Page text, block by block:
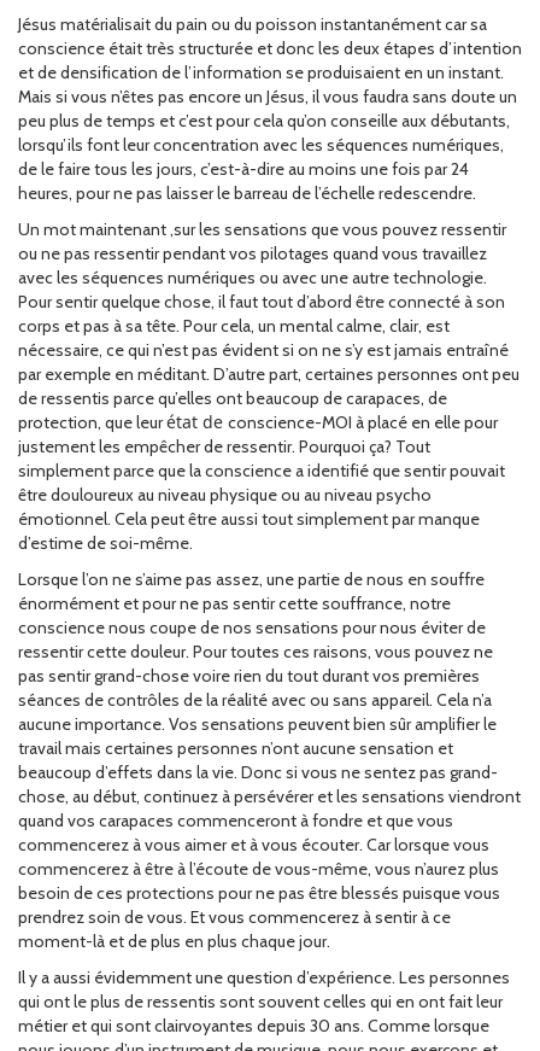
Jésus matérialisait du pain ou du poisson instantanément car sa
conscience était très structurée et donc les deux étapes d’intention
et de densification de l’information se produisaient en un instant.
Mais si vous n’êtes pas encore un Jésus, il vous faudra sans doute un
peu plus de temps et c’est pour cela qu’on conseille aux débutants,
lorsqu’ils font leur concentration avec les séquences numériques,
de le faire tous les jours, c’est-à-dire au moins une fois par 24
heures, pour ne pas laisser le barreau de l’échelle redescendre.
Un mot maintenant ,sur les sensations que vous pouvez ressentir
ou ne pas ressentir pendant vos pilotages quand vous travaillez
avec les séquences numériques ou avec une autre technologie.
Pour sentir quelque chose, il faut tout d’abord être connecté à son
corps et pas à sa tête. Pour cela, un mental calme, clair, est
nécessaire, ce qui n’est pas évident si on ne s’y est jamais entraîné
par exemple en méditant. D’autre part, certaines personnes ont peu
de ressentis parce qu’elles ont beaucoup de carapaces, de
protection, que leurétat de conscience-MOI à placé en elle pour
justement les empêcher de ressentir. Pourquoi ça? Tout
simplement parce que la conscience a identifié que sentir pouvait
être douloureux au niveau physique ou au niveau psycho
émotionnel. Cela peut être aussi tout simplement par manque
d’estime de soi-même.
Lorsque l’on ne s’aime pas assez, une partie de nous en souffre
énormément et pour ne pas sentir cette souffrance, notre
conscience nous coupe de nos sensations pour nous éviter de
ressentir cette douleur. Pour toutes ces raisons, vous pouvez ne
pas sentir grand-chose voire rien du tout durant vos premières
séances de contrôles de la réalité avec ou sans appareil. Cela n’a
aucune importance. Vos sensations peuvent bien sûr amplifier le
travail mais certaines personnes n’ont aucune sensation et
beaucoup d’effets dans la vie. Donc si vous ne sentez pas grand-
chose, au début, continuez à persévérer et les sensations viendront
quand vos carapaces commenceront à fondre et que vous
commencerez à vous aimer et à vous écouter. Car lorsque vous
commencerez à être à l’écoute de vous-même, vous n’aurez plus
besoin de ces protections pour ne pas être blessés puisque vous
prendrez soin de vous. Et vous commencerez à sentir à ce
moment-là et de plus en plus chaque jour.
Il y a aussi évidemment une question d’expérience. Les personnes
qui ont le plus de ressentis sont souvent celles qui en ont fait leur
métier et qui sont clairvoyantes depuis 30 ans. Comme lorsque